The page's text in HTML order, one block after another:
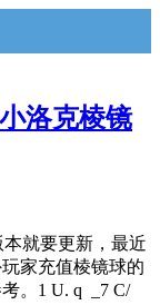
洛克棱镜
本就要更新，最近
家充值棱镜球的
。 1 U. q _7 C/